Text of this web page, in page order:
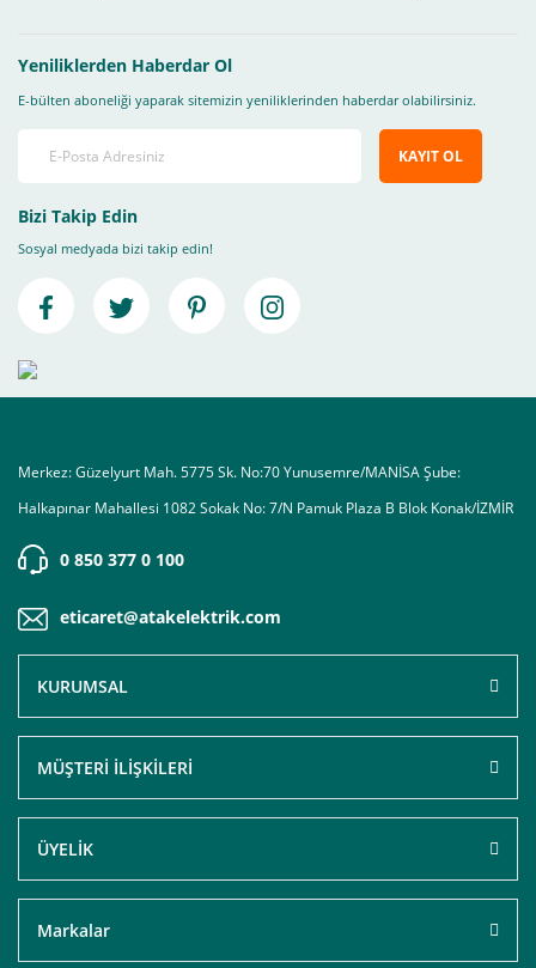
Yeniliklerden Haberdar Ol
E-bülten aboneliği yaparak sitemizin yeniliklerinden haberdar olabilirsiniz.
KAYIT OL
Bizi Takip Edin
Sosyal medyada bizi takip edin!
Merkez: Güzelyurt Mah. 5775 Sk. No:70 Yunusemre/MANİSA Şube:
Halkapınar Mahallesi 1082 Sokak No: 7/N Pamuk Plaza B Blok Konak/İZMİR
0 850 377 0 100
eticaret@atakelektrik.com
KURUMSAL
MÜŞTERİ İLİŞKİLERİ
ÜYELİK
Markalar